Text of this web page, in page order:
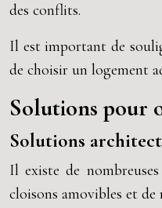
des conflits.
Il est important de
de choisir un logement
Solutions pour
Solutions
Il existe de
cloisons amovibles et